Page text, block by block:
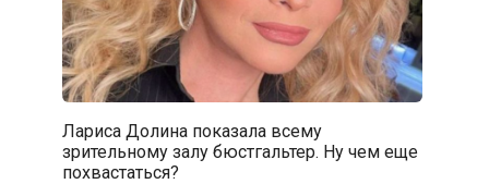
Лариса Долина показала всему
зрительному залу бюстгальтер. Ну чем еще
похвастаться?